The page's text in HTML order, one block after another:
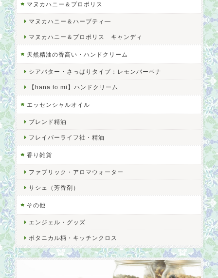
マヌカハニー＆プロポリス
マヌカハニー＆ハーブティ―
マヌカハニー＆プロポリス キャンディ
天然精油の香高い・ハンドクリーム
シアバター・さっぱりタイプ：レモンバーベナ
【hana to mi】ハンドクリーム
エッセンシャルオイル
ブレンド精油
フレイバーライフ社・精油
香り雑貨
ファブリック・アロマウォーター
サシェ（芳香剤）
その他
エンジェル・グッズ
ボタニカル柄・キッチンクロス